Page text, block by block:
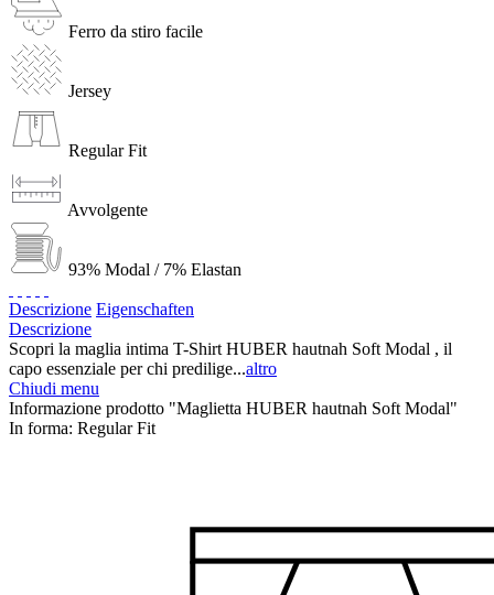
Ferro da stiro facile
Jersey
Regular Fit
Avvolgente
93% Modal / 7% Elastan
Descrizione Eigenschaften
Descrizione
Scopri la maglia intima T-Shirt HUBER hautnah Soft Modal , il
capo essenziale per chi predilige...altro
Chiudi menu
Informazione prodotto "Maglietta HUBER hautnah Soft Modal"
In forma: Regular Fit